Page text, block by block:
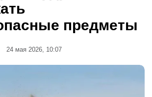
предметы
24 мая 2026, 10:07